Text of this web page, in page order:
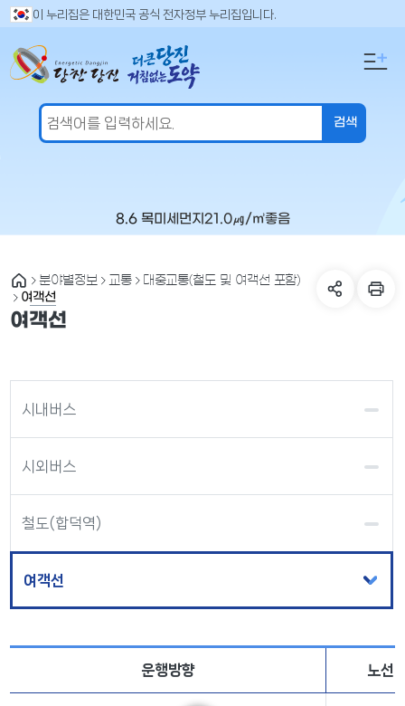
이 누리집은 대한민국 공식 전자정부 누리집입니다.
8.6 목미세먼지 21.0㎍/㎥좋음
검
어
입
분야별정보 교통 대중교통(철도 및 여객선 포함)
여객선
여객선
시내버스
시외버스
철도(합덕역)
여객선
운행방향 노선
만
도
의
세